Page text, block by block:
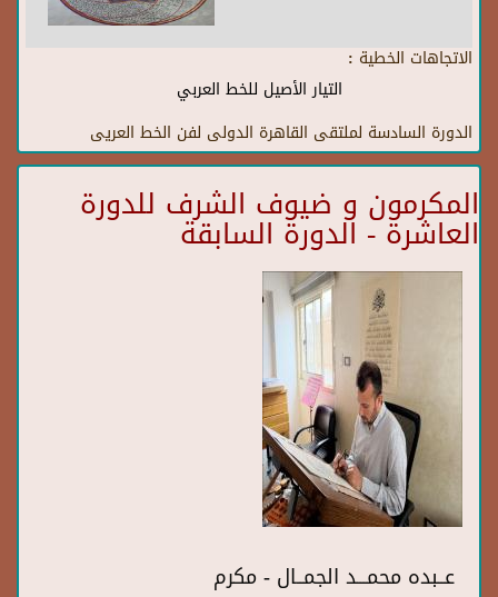
الاتجاهات الخطية :
التيار الأصيل للخط العربي
الدورة السادسة لملتقى القاهرة الدولى لفن الخط العريى
المكرمون و ضيوف الشرف للدورة
العاشرة - الدورة السابقة
عــبده محمـــد الجمــال - مكرم